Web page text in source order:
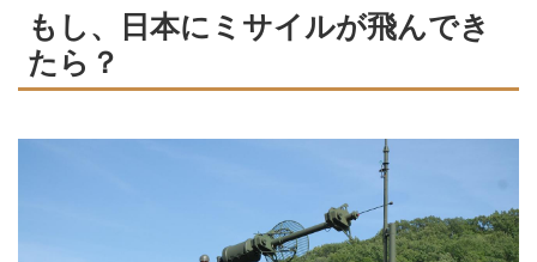
もし、日本にミサイルが飛んでき
たら？